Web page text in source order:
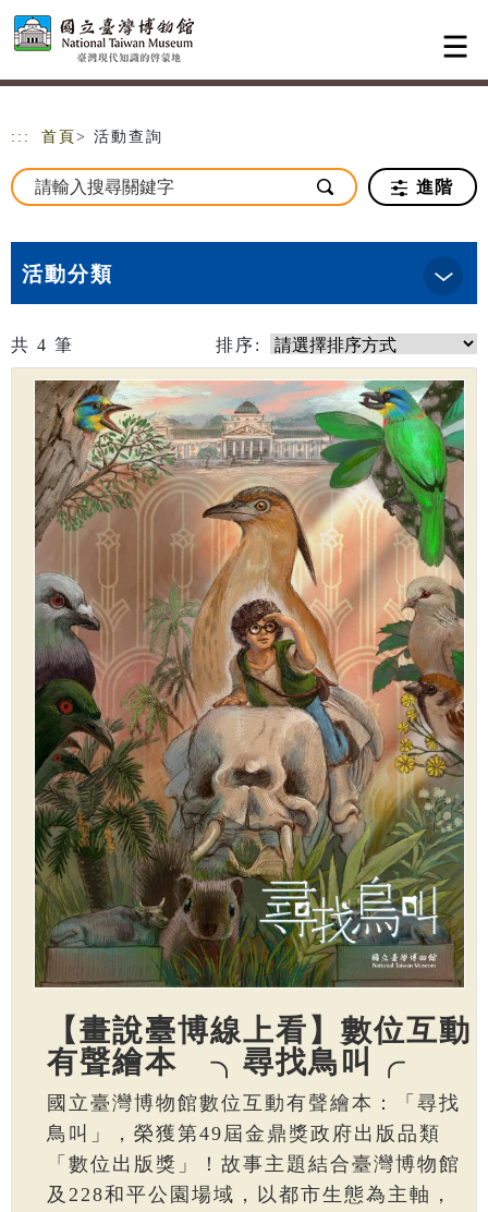
跳到主要內容
網站導覽
::: 首頁 > 活動查詢
進階
活動分類
共 4 筆 排序:
【畫說臺博線上看】數位互動
有聲繪本 ╮尋找鳥叫╭
國立臺灣博物館數位互動有聲繪本：「尋找
鳥叫」，榮獲第49屆金鼎獎政府出版品類
「數位出版獎」！故事主題結合臺灣博物館
及228和平公園場域，以都市生態為主軸，